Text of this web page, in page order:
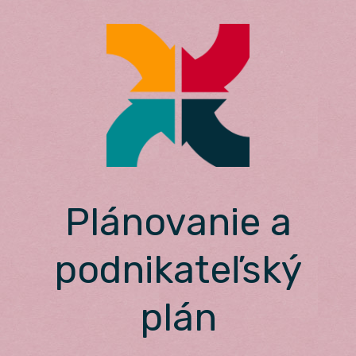
Plánovanie a
podnikateľský
plán